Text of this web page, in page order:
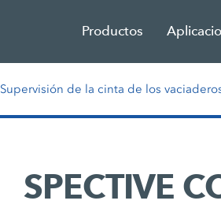
Productos
Supervisión de la cinta de los
SPECTIVE